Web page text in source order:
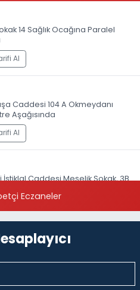
14 Sağlık Ocağına Paralel
Al
Caddesi 104 A Okmeydanı
Aşağısında
Al
Caddesi Meşelik Sokak, 3B
Eczaneler